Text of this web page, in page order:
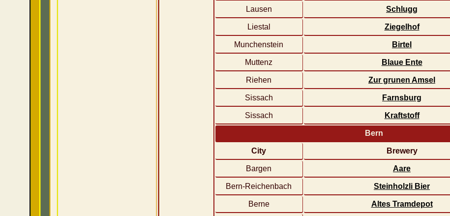
Lausen Schlugg
Liestal Ziegelhof
Munchenstein Birtel
Muttenz Blaue Ente
Riehen Zur grunen Amsel
Sissach Farnsburg
Sissach Kraftstoff
Bern
City Brewery
Bargen Aare
Bern-Reichenbach Steinholzli Bier
Berne Altes Tramdepot